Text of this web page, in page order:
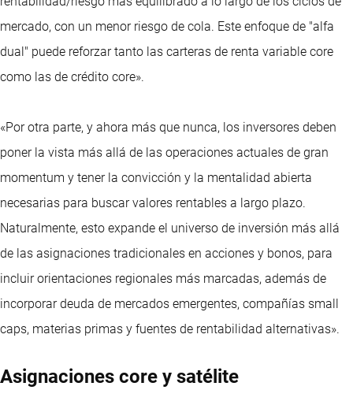
mercado, con un menor riesgo de cola. Este enfoque de "alfa
dual" puede reforzar tanto las carteras de renta variable core
como las de crédito core».
«Por otra parte, y ahora más que nunca, los inversores deben
poner la vista más allá de las operaciones actuales de gran
momentum y tener la convicción y la mentalidad abierta
necesarias para buscar valores rentables a largo plazo.
Naturalmente, esto expande el universo de inversión más allá
de las asignaciones tradicionales en acciones y bonos, para
incluir orientaciones regionales más marcadas, además de
incorporar deuda de mercados emergentes, compañías small
caps, materias primas y fuentes de rentabilidad alternativas».
Asignaciones core y satélite